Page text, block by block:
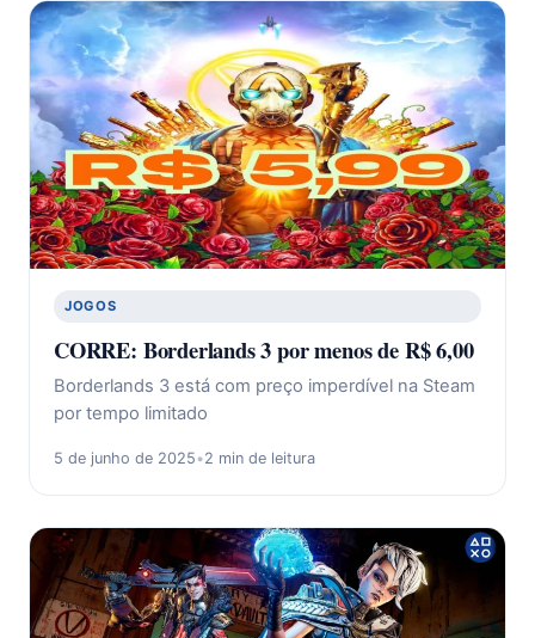
JOGOS
CORRE: Borderlands 3 por menos de R$ 6,00
Borderlands 3 está com preço imperdível na Steam
por tempo limitado
5 de junho de 2025•2 min de leitura